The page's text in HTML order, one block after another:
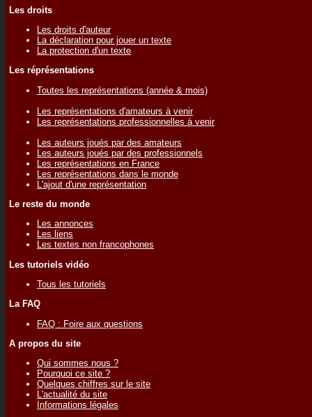
Les droits
Les droits d'auteur
La déclaration pour jouer un texte
La protection d'un texte
Les réprésentations
Toutes les représentations (année & mois)
Les représentations d'amateurs à venir
Les représentations professionnelles à venir
Les auteurs joués par des amateurs
Les auteurs joués par des professionnels
Les représentations en France
Les représentations dans le monde
L'ajout d'une représentation
Le reste du monde
Les annonces
Les liens
Les textes non francophones
Les tutoriels vidéo
Tous les tutoriels
La FAQ
FAQ : Foire aux questions
A propos du site
Qui sommes nous ?
Pourquoi ce site ?
Quelques chiffres sur le site
L'actualité du site
Informations légales